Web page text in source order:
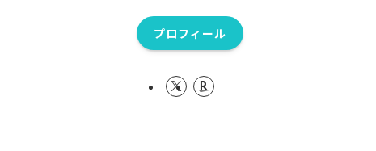
プロフィール